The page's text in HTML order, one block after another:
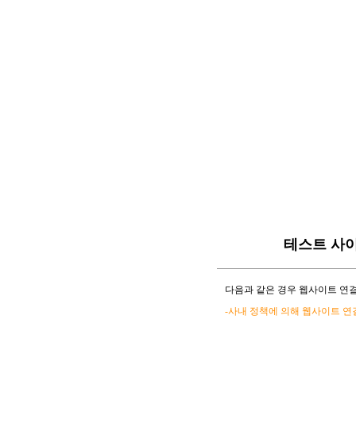
테스트 사
다음과 같은 경우 웹사이트 연
-사내 정책에 의해 웹사이트